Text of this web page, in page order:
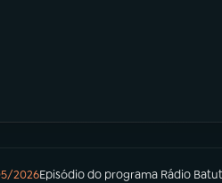
2026Episódiodo programa Rádio